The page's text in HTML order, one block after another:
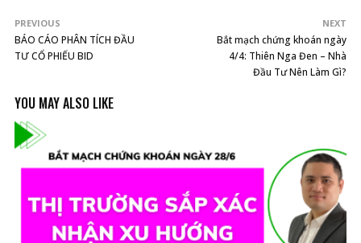
PREVIOUS
BÁO CÁO PHÂN TÍCH ĐẦU
TƯ CỔ PHIẾU BID
NEXT
Bắt mạch chứng khoán ngày
4/4: Thiên Nga Đen – Nhà
Đầu Tư Nên Làm Gì?
YOU MAY ALSO LIKE